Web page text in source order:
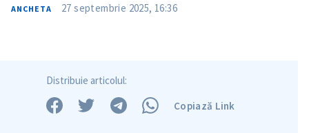
ANCHETA 27 septembrie 2025, 16:36
Distribuie articolul:
Copiază Link